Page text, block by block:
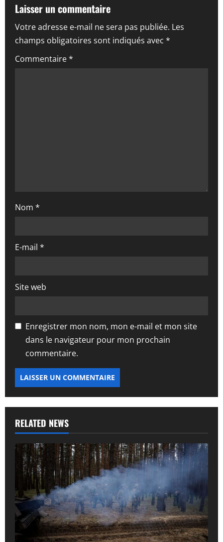
t
i
o
n
c
e
Laisser un commentaire
Votre adresse e-mail ne sera pas publiée. Les
champs obligatoires sont indiqués avec *
Commentaire*
Nom *
E-mail *
Site web
Enregistrer mon nom, mon e-mail et mon site
dans le navigateur pour mon prochain
commentaire.
RELATED NEWS